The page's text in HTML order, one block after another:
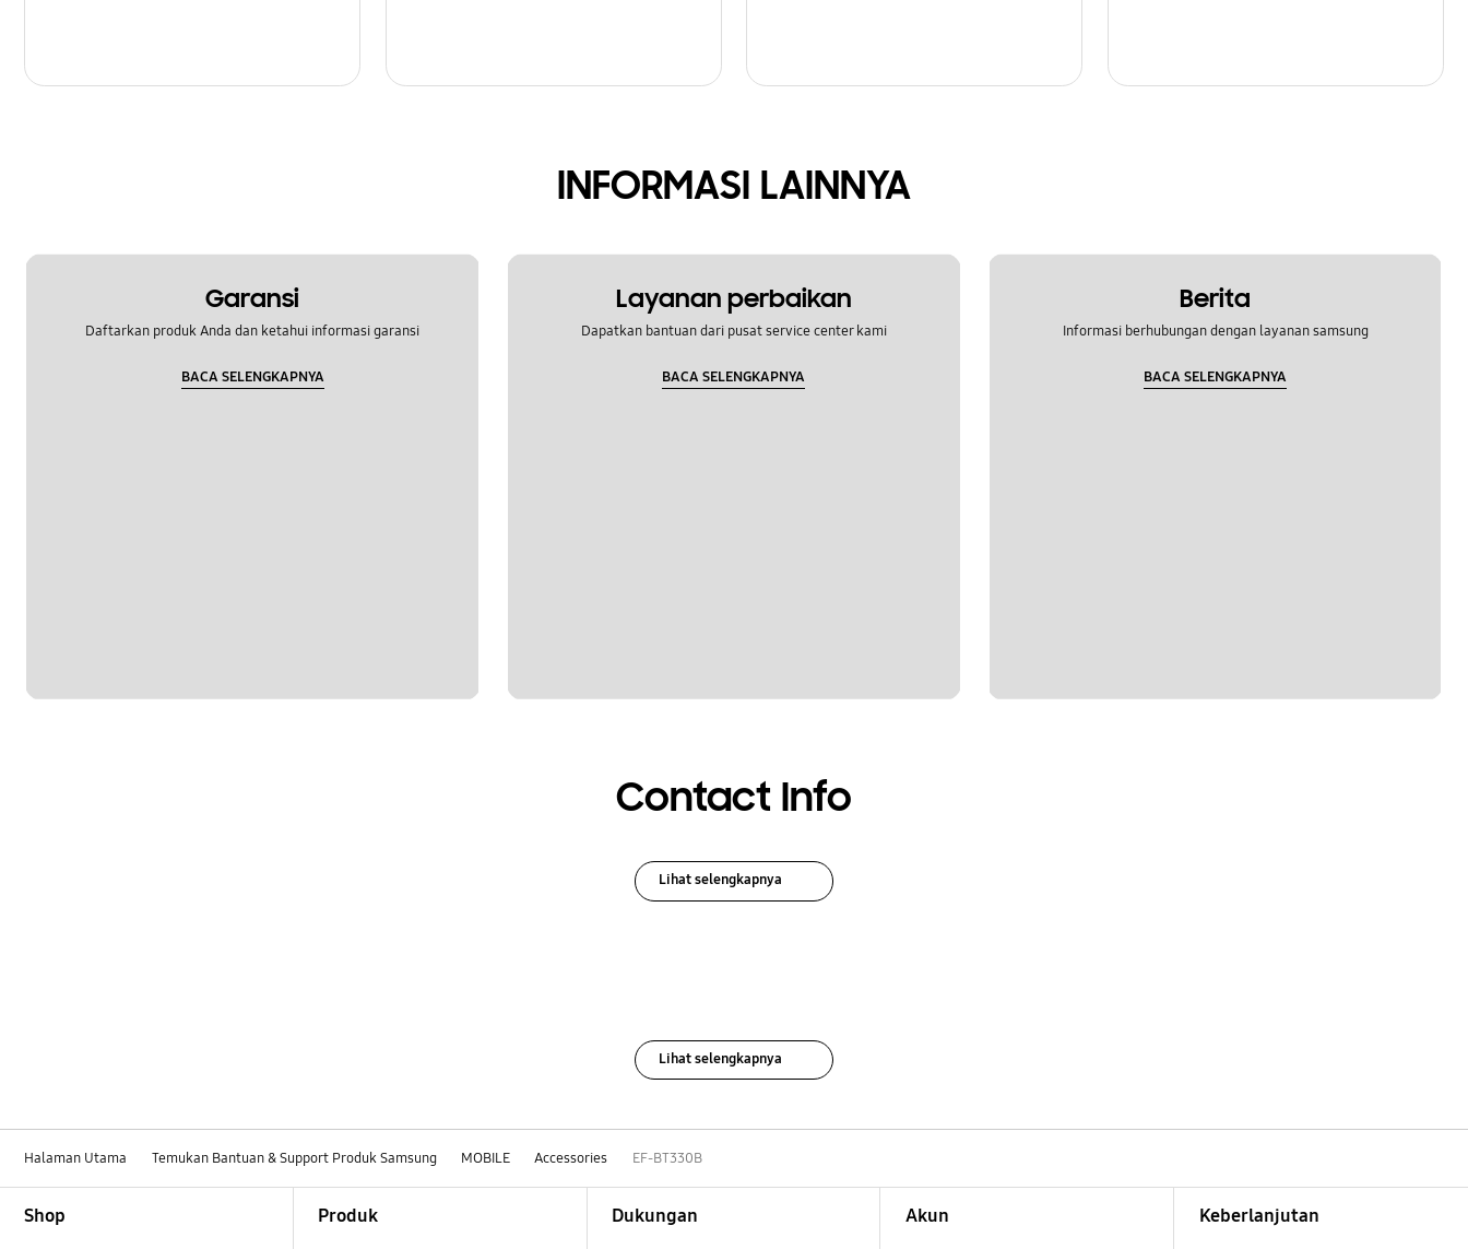
INFORMASI LAINNYA
Garansi
Daftarkan produk Anda dan ketahui informasi garansi
BACA SELENGKAPNYA
Layanan perbaikan
Dapatkan bantuan dari pusat service center kami
BACA SELENGKAPNYA
Berita
Informasi berhubungan dengan layanan samsung
BACA SELENGKAPNYA
Contact Info
Lihat selengkapnya
Lihat selengkapnya
Halaman Utama Temukan Bantuan & Support Produk Samsung MOBILE Accessories EF-BT330B
Shop Produk Dukungan Akun Keberlanjutan